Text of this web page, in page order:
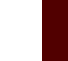
el CIPOG-EZ